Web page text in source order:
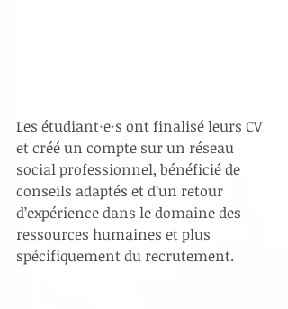
Les étudiant·e·s ont finalisé leurs CV
et créé un compte sur un réseau
social professionnel, bénéficié de
conseils adaptés et d’un retour
d’expérience dans le domaine des
ressources humaines et plus
spécifiquement du recrutement.